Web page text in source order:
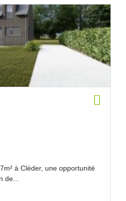
à Cléder, une opportunité
de...